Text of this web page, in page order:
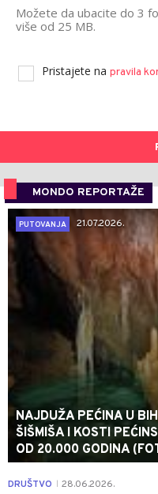
Možete da ubacite do 3
više od 25 MB.
Pristajete na pravila
MONDO REPORTAŽE
PUTOVANJA
21.07.2026.
NAJDUŽA PEĆINA U
ŠIŠMIŠA I KOSTI
OD 20.000 GODINA
DRUŠTVO 28.06.2026.